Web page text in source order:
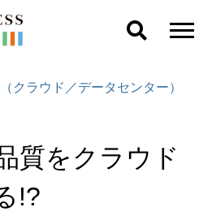
クラウド／データセンター）
質をクラウド
!?